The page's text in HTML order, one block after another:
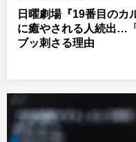
日曜劇場『19番目の
に癒やされる人続出…
ブッ刺さる理由